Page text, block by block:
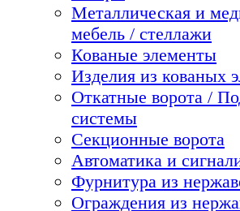
Металлическая и
мебель / стеллажи
Кованые элементы
Изделия из кованых
Откатные ворота /
системы
Секционные ворота
Автоматика и
Фурнитура из
Ограждения из